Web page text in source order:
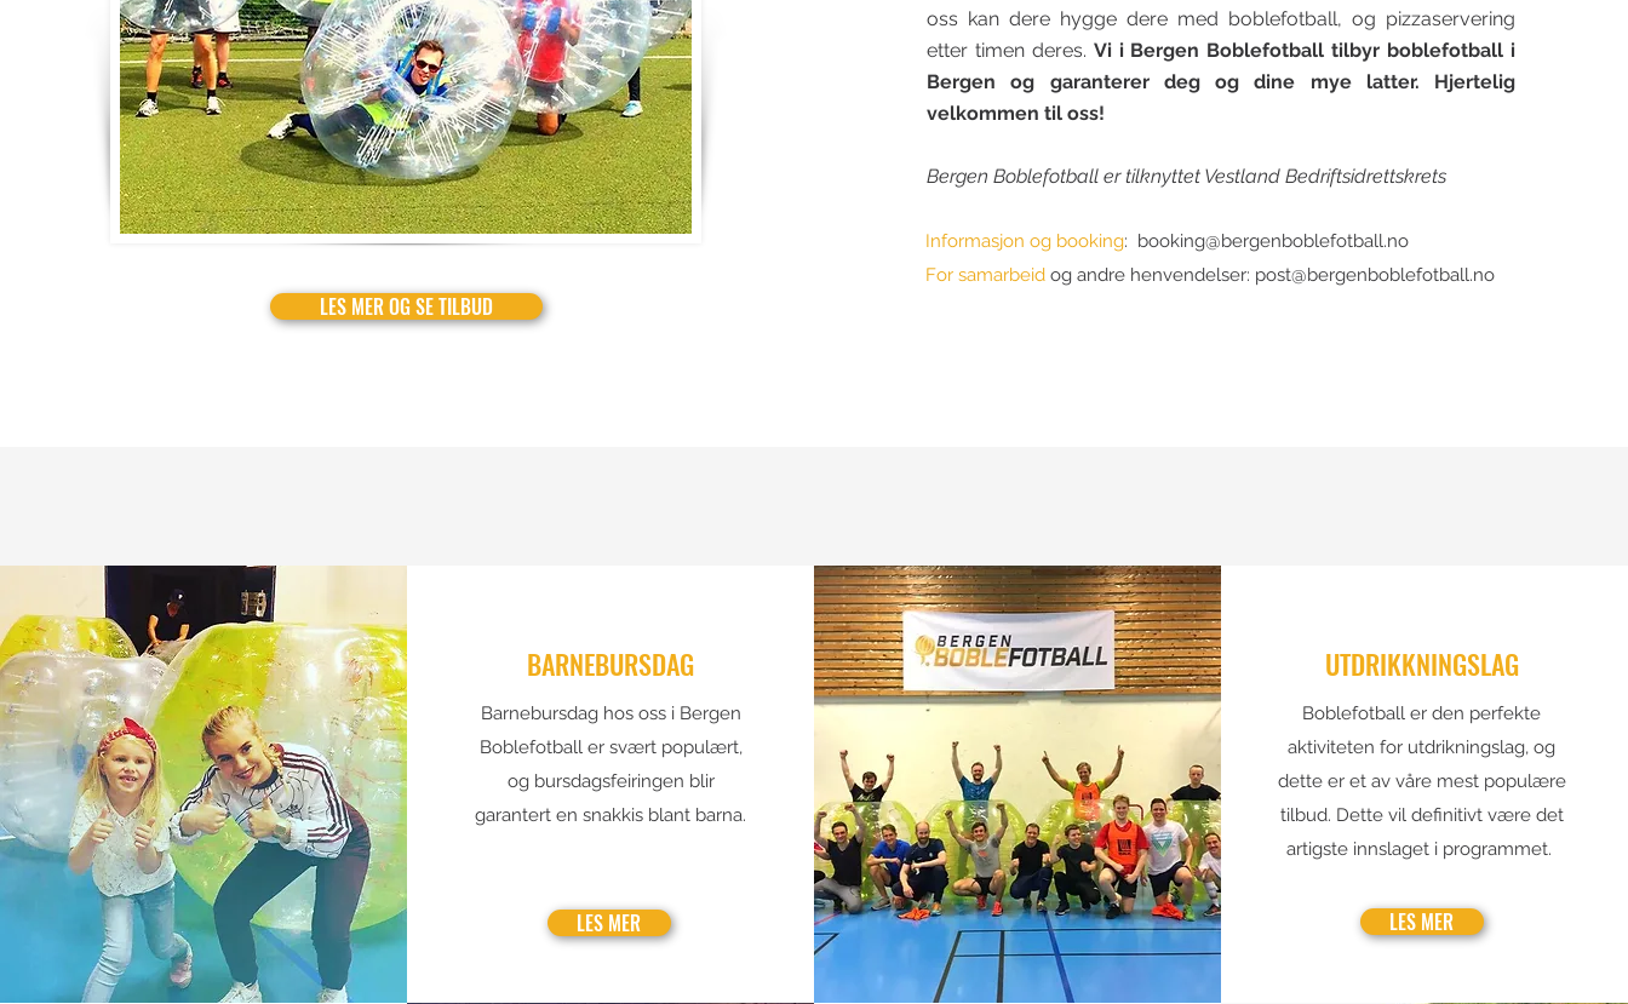
LES MER OG SE TILBUD
oss kan dere hygge dere med boblefotball, og pizzaservering
etter timen deres. Vi i Bergen Boblefotball tilbyr boblefotball i
Bergen og garanterer deg og dine mye latter. Hjertelig
velkommen til oss!​
Bergen Boblefotball er tilknyttet Vestland Bedriftsidrettskrets
Informasjon og booking: booking@bergenboblefotball.no
For samarbeid og andre henvendelser: post@bergenboblefotball.no
BARNEBURSDAG
Barnebursdag hos oss i Bergen
Boblefotball er svært populært,
og bursdagsfeiringen blir
garantert en snakkis blant barna.
LES MER
UTDRIKKNINGSLAG
Boblefotball er den perfekte
aktiviteten for utdrikningslag, og
dette er et av våre mest populære
tilbud. Dette vil definitivt være det
artigste innslaget i programmet.
LES MER